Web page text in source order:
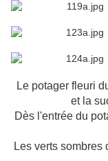
Le potager fleuri
et la
Dès l'entrée du
Les verts